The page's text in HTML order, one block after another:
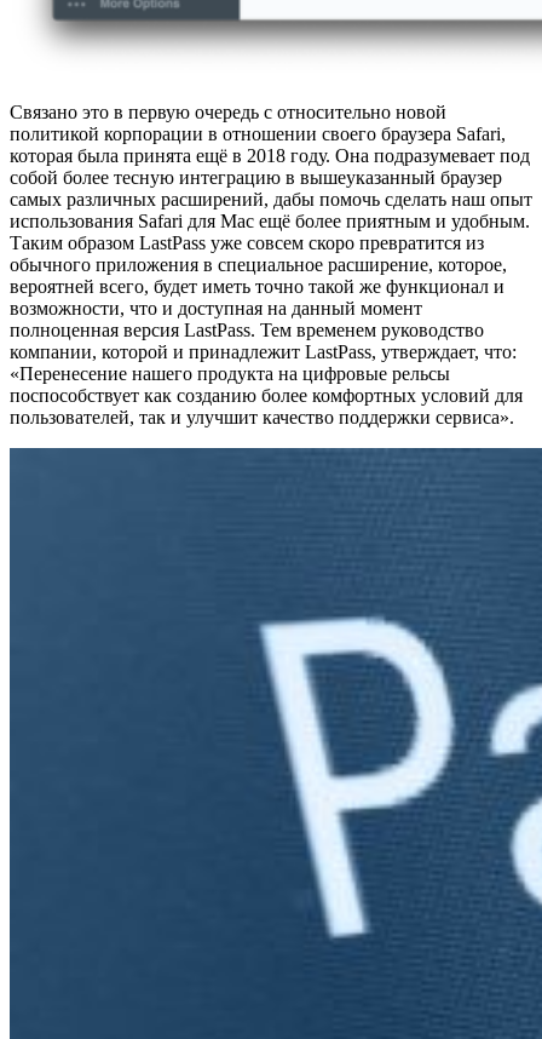
Связано это в первую очередь с относительно новой
политикой корпорации в отношении своего браузера Safari,
которая была принята ещё в 2018 году. Она подразумевает под
собой более тесную интеграцию в вышеуказанный браузер
самых различных расширений, дабы помочь сделать наш опыт
использования Safari для Mac ещё более приятным и удобным.
Таким образом LastPass уже совсем скоро превратится из
обычного приложения в специальное расширение, которое,
вероятней всего, будет иметь точно такой же функционал и
возможности, что и доступная на данный момент
полноценная версия LastPass. Тем временем руководство
компании, которой и принадлежит LastPass, утверждает, что:
«Перенесение нашего продукта на цифровые рельсы
поспособствует как созданию более комфортных условий для
пользователей, так и улучшит качество поддержки сервиса».